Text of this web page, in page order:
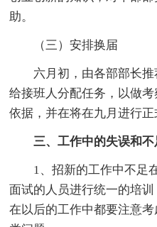
助。
（三）安排换届
六月初，由各部部长
给接班人分配任务，以做
依据，并在将在九月进行正
三、工作中的失误和不
1、招新的工作中不足
面试的人员进行统一的培训
在以后的工作中都要注意